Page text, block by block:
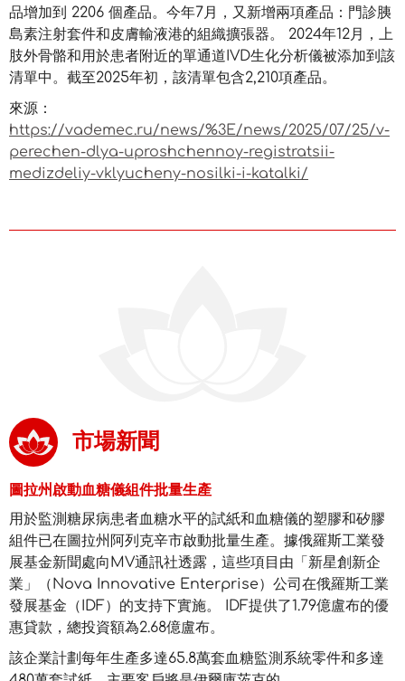
品增加到 2206 個產品。今年7月，又新增兩項產品：門診胰
島素注射套件和皮膚輸液港的組織擴張器。 2024年12月，上
肢外骨骼和用於患者附近的單通道IVD生化分析儀被添加到該
清單中。截至2025年初，該清單包含2,210項產品。
來源：
https://vademec.ru/news/%3E/news/2025/07/25/v-
perechen-dlya-uproshchennoy-registratsii-
medizdeliy-vklyucheny-nosilki-i-katalki/
市場新聞
圖拉州啟動血糖儀組件批量生產
用於監測糖尿病患者血糖水平的試紙和血糖儀的塑膠和矽膠
組件已在圖拉州阿列克辛市啟動批量生產。據俄羅斯工業發
展基金新聞處向MV通訊社透露，這些項目由「新星創新企
業」（Nova Innovative Enterprise）公司在俄羅斯工業
發展基金（IDF）的支持下實施。 IDF提供了1.79億盧布的優
惠貸款，總投資額為2.68億盧布。
該企業計劃每年生產多達65.8萬套血糖監測系統零件和多達